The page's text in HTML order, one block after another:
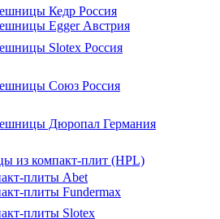
Кедр Россия
Egger Австрия
Slotex Россия
Союз Россия
Дюропал Германия
из компакт-плит (HPL)
плиты Abet
плиты Fundermax
плиты Slotex